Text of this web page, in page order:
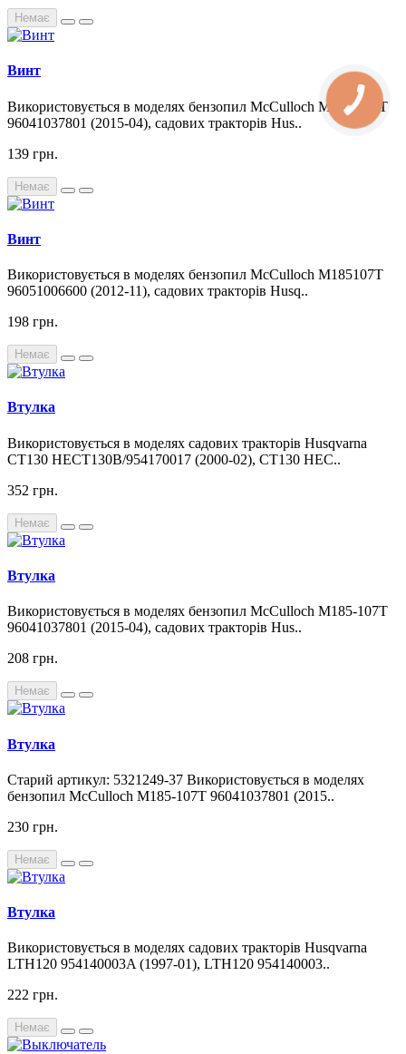
Немає
Винт
Використовується в моделях бензопил McCulloch M185-107T
96041037801 (2015-04), садових тракторів Hus..
139 грн.
Немає
Винт
Використовується в моделях бензопил McCulloch M185107T
96051006600 (2012-11), садових тракторів Husq..
198 грн.
Немає
Втулка
Використовується в моделях садових тракторів Husqvarna
CT130 HECT130B/954170017 (2000-02), CT130 HEC..
352 грн.
Немає
Втулка
Використовується в моделях бензопил McCulloch M185-107T
96041037801 (2015-04), садових тракторів Hus..
208 грн.
Немає
Втулка
Старий артикул: 5321249-37 Використовується в моделях
бензопил McCulloch M185-107T 96041037801 (2015..
230 грн.
Немає
Втулка
Використовується в моделях садових тракторів Husqvarna
LTH120 954140003A (1997-01), LTH120 954140003..
222 грн.
Немає